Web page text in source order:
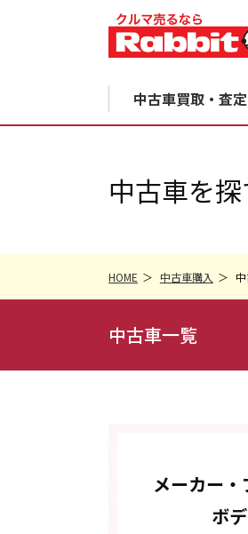
中古車買取・査定
中古車を
HOME 中古車購入
中古車一覧
メーカー・
ボ